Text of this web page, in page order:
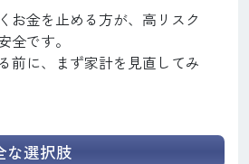
お金を止める方が、高リスク
全です。
前に、まず家計を見直してみ
な選択肢